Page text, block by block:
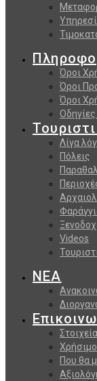
Όροι
Όροι
Όροι
Λίγα
Πόλεις
Videos
ΝΕΑ
Που θα